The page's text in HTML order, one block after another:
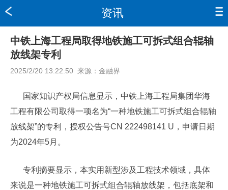
资讯
中铁上海工程局取得地铁施工可拆式组合辊轴
放线架专利
2025/2/20 13:22:50 来源： 金融界
国家知识产权局信息显示，中铁上海工程局集团华海
工程有限公司取得一项名为“一种地铁施工可拆式组合辊轴
放线架”的专利，授权公告号CN 222498141 U，申请日期
为2024年5月。
专利摘要显示，本实用新型涉及工程技术领域，具体
来说是一种地铁施工可拆式组合辊轴放线架，包括底架和